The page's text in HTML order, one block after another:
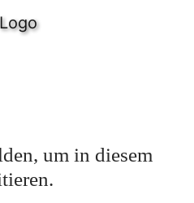
um in diesem